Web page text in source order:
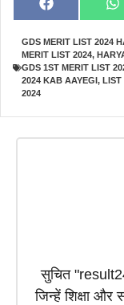
Share
on
F
a
e
b
o
o
W
t
GDS MERIT LIST 2024
MERIT LIST 2024,
GDS 1ST MERIT LIST
2024 KAB AAYEGI ,
2024
सुचित
जिन्हें शिक्षा और